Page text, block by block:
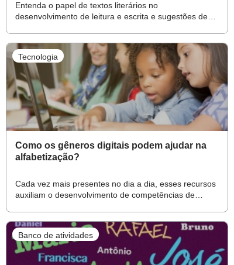
Entenda o papel de textos literários no
desenvolvimento de leitura e escrita e sugestões de
Tecnologia
Como os gêneros digitais podem ajudar na
alfabetização?
Cada vez mais presentes no dia a dia, esses recursos
auxiliam o desenvolvimento de competências de
Banco de atividades